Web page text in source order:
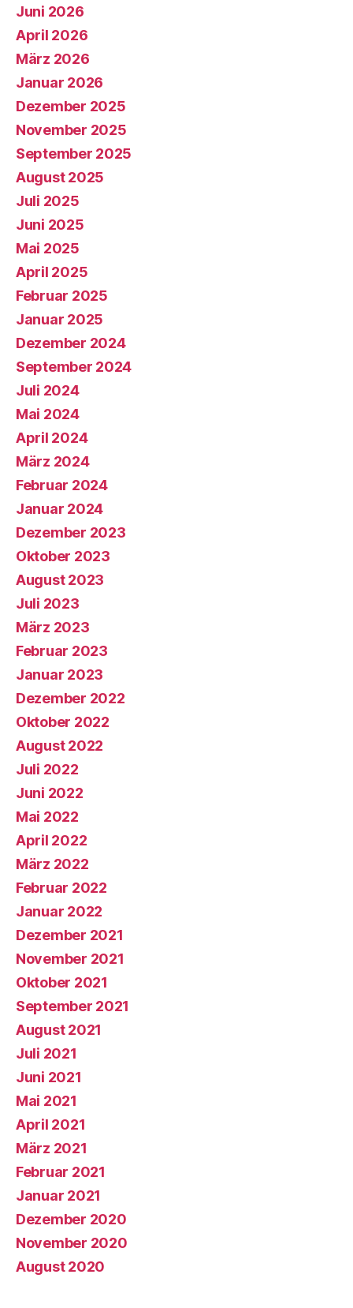
Juni 2026
April 2026
März 2026
Januar 2026
Dezember 2025
November 2025
September 2025
August 2025
Juli 2025
Juni 2025
Mai 2025
April 2025
Februar 2025
Januar 2025
Dezember 2024
September 2024
Juli 2024
Mai 2024
April 2024
März 2024
Februar 2024
Januar 2024
Dezember 2023
Oktober 2023
August 2023
Juli 2023
März 2023
Februar 2023
Januar 2023
Dezember 2022
Oktober 2022
August 2022
Juli 2022
Juni 2022
Mai 2022
April 2022
März 2022
Februar 2022
Januar 2022
Dezember 2021
November 2021
Oktober 2021
September 2021
August 2021
Juli 2021
Juni 2021
Mai 2021
April 2021
März 2021
Februar 2021
Januar 2021
Dezember 2020
November 2020
August 2020